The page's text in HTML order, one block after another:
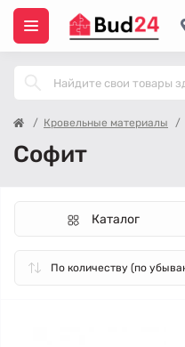
Кровельные материалы
Софит
Каталог